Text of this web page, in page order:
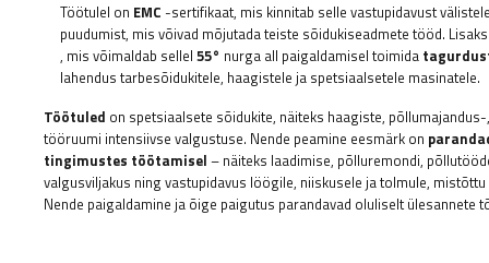
Töötulel on EMC -sertifikaat, mis kinnitab selle vastupidavust
puudumist, mis võivad mõjutada teiste sõidukiseadmete tööd.
, mis võimaldab sellel 55° nurga all paigaldamisel toimida
lahendus tarbesõidukitele, haagistele ja spetsiaalsetele masinatele.
Töötuled on spetsiaalsete sõidukite, näiteks haagiste,
tööruumi intensiivse valgustuse. Nende peamine eesmärk on
tingimustes töötamisel – näiteks laadimise, põlluremondi,
valgusviljakus ning vastupidavus löögile, niiskusele ja tolmule, mistõttu
Nende paigaldamine ja õige paigutus parandavad oluliselt ülesannete